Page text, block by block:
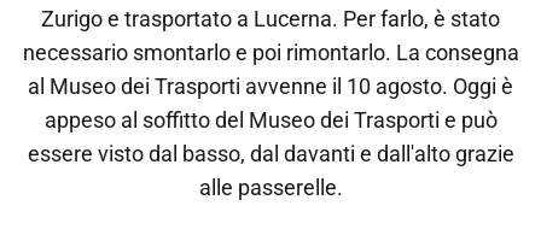
Zurigo e trasportato a Lucerna. Per farlo, è stato
necessario smontarlo e poi rimontarlo. La consegna
al Museo dei Trasporti avvenne il 10 agosto. Oggi è
appeso al soffitto del Museo dei Trasporti e può
essere visto dal basso, dal davanti e dall'alto grazie
alle passerelle.